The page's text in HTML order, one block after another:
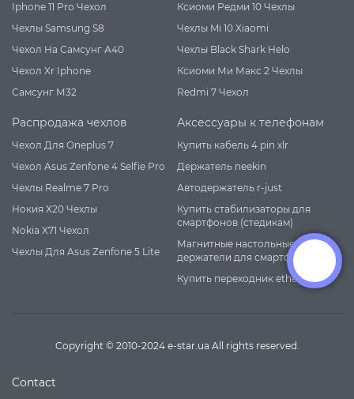
Iphone 11 Pro Чехол
Чехлы Samsung S8
Чехол На Самсунг А40
Чехол Xr Iphone
Самсунг М32
Ксиоми Редми 10 Чехлы
Чехлы Mi 10 Xiaomi
Чехлы Black Shark Helo
Ксиоми Ми Макс 2 Чехлы
Redmi 7 Чехол
Распродажа чехлов
Чехол Для Oneplus 7
Чехол Asus Zenfone 4 Selfie Pro
Чехлы Realme 7 Pro
Нокия Х20 Чехлы
Nokia X71 Чехол
Чехлы Для Asus Zenfone 5 Lite
Аксессуары к телефонам
Купить кабель 4 pin xlr
Держатель neekin
Автодержатель r-just
Купить стабилизаторы для
смартфонов (стедикам)
Магнитные настольные
держатели для смартфона
Купить переходник ethernet
Copyright © 2010-2024 e-star.ua All rights reserved.
Contact